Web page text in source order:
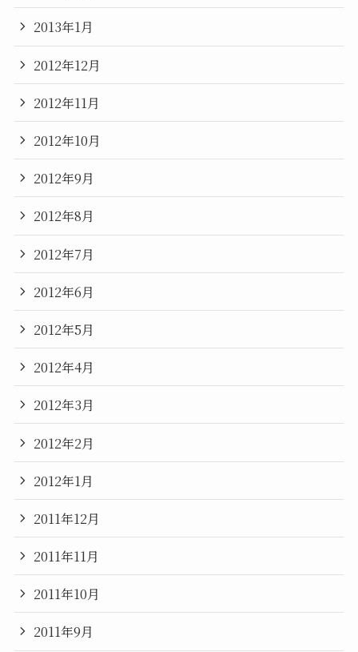
2013年1月
2012年12月
2012年11月
2012年10月
2012年9月
2012年8月
2012年7月
2012年6月
2012年5月
2012年4月
2012年3月
2012年2月
2012年1月
2011年12月
2011年11月
2011年10月
2011年9月